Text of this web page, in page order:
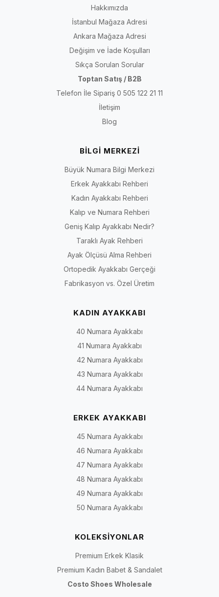
Hakkımızda
İstanbul Mağaza Adresi
Ankara Mağaza Adresi
Değişim ve İade Koşulları
Sıkça Sorulan Sorular
Toptan Satış / B2B
Telefon İle Sipariş 0 505 122 21 11
İletişim
Blog
BİLGİ MERKEZİ
Büyük Numara Bilgi Merkezi
Erkek Ayakkabı Rehberi
Kadın Ayakkabı Rehberi
Kalıp ve Numara Rehberi
Geniş Kalıp Ayakkabı Nedir?
Taraklı Ayak Rehberi
Ayak Ölçüsü Alma Rehberi
Ortopedik Ayakkabı Gerçeği
Fabrikasyon vs. Özel Üretim
KADIN AYAKKABI
40 Numara Ayakkabı
41 Numara Ayakkabı
42 Numara Ayakkabı
43 Numara Ayakkabı
44 Numara Ayakkabı
ERKEK AYAKKABI
45 Numara Ayakkabı
46 Numara Ayakkabı
47 Numara Ayakkabı
48 Numara Ayakkabı
49 Numara Ayakkabı
50 Numara Ayakkabı
KOLEKSİYONLAR
Premium Erkek Klasik
Premium Kadın Babet & Sandalet
Costo Shoes Wholesale